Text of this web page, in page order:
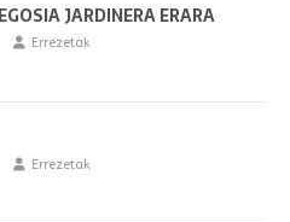
JARDINERA ERARA
Errezetak
Errezetak